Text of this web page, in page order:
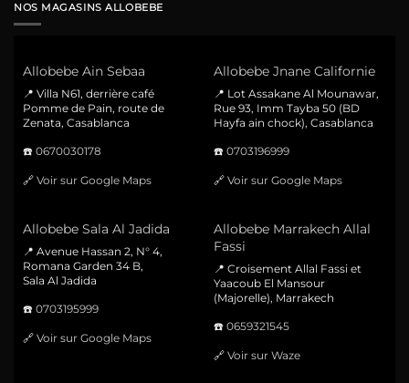
NOS MAGASINS ALLOBEBE
Allobebe Ain Sebaa
📍 Villa N61, derrière café
Pomme de Pain, route de
Zenata, Casablanca
☎️ 0670030178
🔗 Voir sur Google Maps
Allobebe Jnane Californie
📍 Lot Assakane Al Mounawar,
Rue 93, Imm Tayba 50 (BD
Hayfa ain chock), Casablanca
☎️ 0703196999
🔗 Voir sur Google Maps
Allobebe Sala Al Jadida
📍 Avenue Hassan 2, N° 4,
Romana Garden 34 B,
Sala Al Jadida
☎️ 0703195999
🔗 Voir sur Google Maps
Allobebe Marrakech Allal
Fassi
📍 Croisement Allal Fassi et
Yaacoub El Mansour
(Majorelle), Marrakech
☎️ 0659321545
🔗 Voir sur Waze